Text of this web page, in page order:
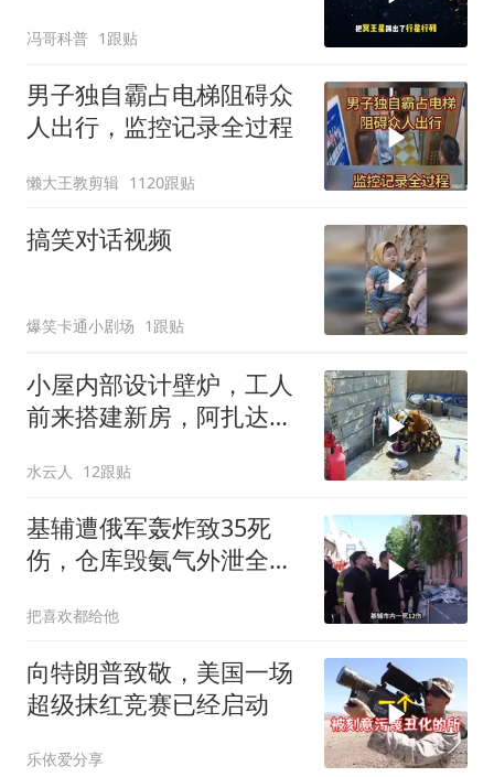
冯哥科普 1跟贴
男子独自霸占电梯阻碍众
人出行，监控记录全过程
懒大王教剪辑 1120跟贴
搞笑对话视频
爆笑卡通小剧场 1跟贴
小屋内部设计壁炉，工人
前来搭建新房，阿扎达思
水云人 12跟贴
基辅遭俄军轰炸致35死
伤，仓库毁氨气外泄全城
把喜欢都给他
向特朗普致敬，美国一场
超级抹红竞赛已经启动
乐依爱分享